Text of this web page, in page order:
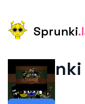
Sprunki